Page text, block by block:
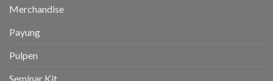
Merchandise
Payung
Pulpen
Seminar Kit